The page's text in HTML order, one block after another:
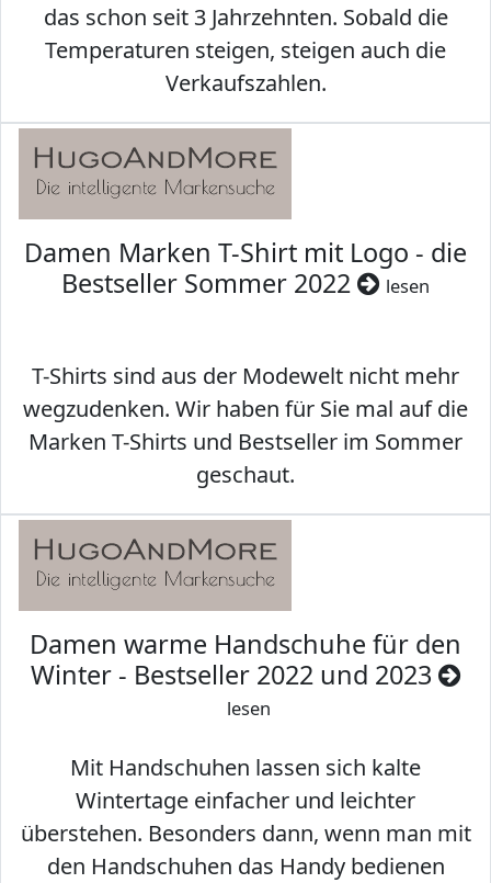
das schon seit 3 Jahrzehnten. Sobald die
Temperaturen steigen, steigen auch die
Verkaufszahlen.
Damen Marken T-Shirt mit Logo - die
Bestseller Sommer 2022
lesen
T-Shirts sind aus der Modewelt nicht mehr
wegzudenken. Wir haben für Sie mal auf die
Marken T-Shirts und Bestseller im Sommer
geschaut.
Damen warme Handschuhe für den
Winter - Bestseller 2022 und 2023
lesen
Mit Handschuhen lassen sich kalte
Wintertage einfacher und leichter
überstehen. Besonders dann, wenn man mit
den Handschuhen das Handy bedienen